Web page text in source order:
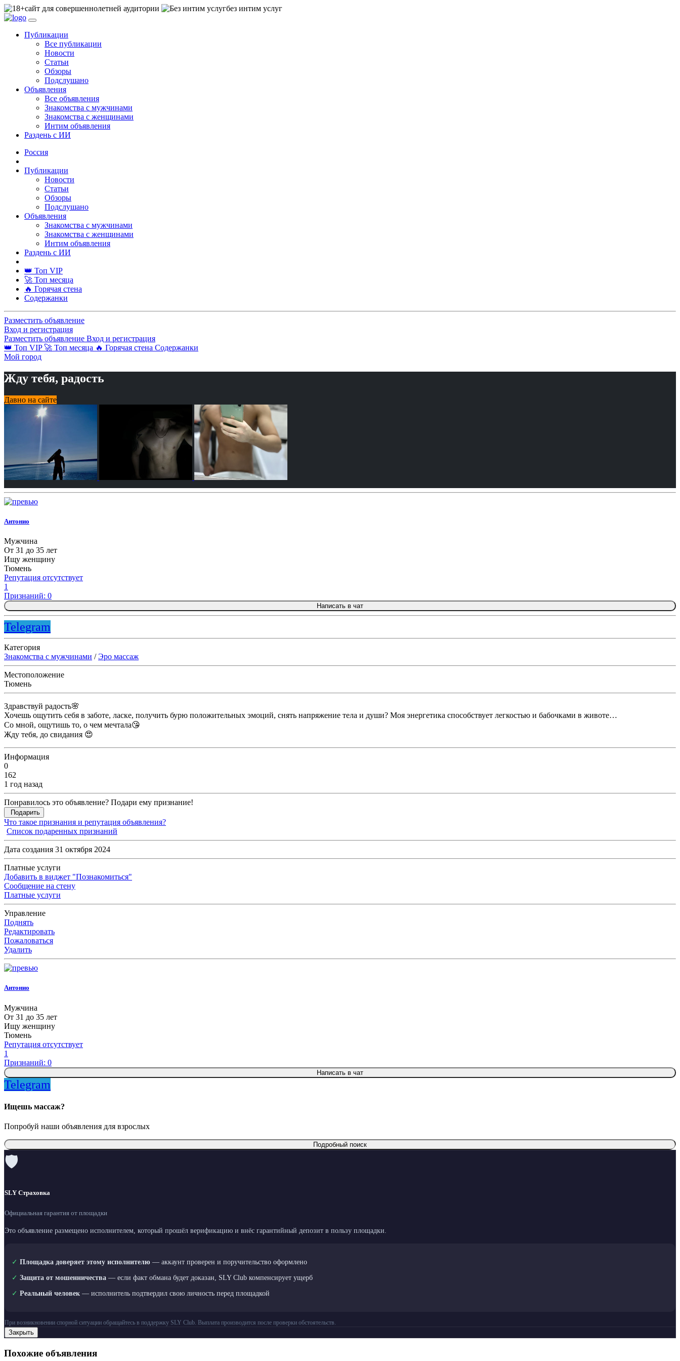
сайт для совершеннолетней аудитории без интим услуг
Публикации
Все публикации
Новости
Статьи
Обзоры
Подслушано
Объявления
Все объявления
Знакомства с мужчинами
Знакомства с женщинами
Интим объявления
Раздень с ИИ
Россия
Публикации
Новости
Статьи
Обзоры
Подслушано
Объявления
Знакомства с мужчинами
Знакомства с женщинами
Интим объявления
Раздень с ИИ
👑 Топ VIP
🚀 Топ месяца
🔥 Горячая стена
Содержанки
Разместить объявление
Вход и регистрация
Разместить объявление Вход и регистрация
👑 Топ VIP 🚀 Топ месяца 🔥 Горячая стена Содержанки
Мой город
Жду тебя, радость
Давно на сайте
Антонио
Мужчина
От 31 до 35 лет
Ищу женщину
Тюмень
Репутация отсутствует
1
Признаний: 0
Написать в чат
Telegram
Категория
Знакомства с мужчинами /Эро массаж
Местоположение
Тюмень
Здравствуй радость🌸
Хочешь ощутить себя в заботе, ласке, получить бурю положительных эмоций, снять напряжение тела и души? Моя энергетика способствует легкостью и бабочками в животе…
Со мной, ощутишь то, о чем мечтала😘
Жду тебя, до свидания 😍
Информация
0
162
1 год назад
Понравилось это объявление? Подари ему признание!
Подарить
Что такое признания и репутация объявления?
Список подаренных признаний
Дата создания 31 октября 2024
Платные услуги
Добавить в виджет "Познакомиться"
Сообщение на стену
Платные услуги
Управление
Поднять
Редактировать
Пожаловаться
Удалить
Антонио
Мужчина
От 31 до 35 лет
Ищу женщину
Тюмень
Репутация отсутствует
1
Признаний: 0
Написать в чат
Telegram
Ищешь массаж?
Попробуй наши объявления для взрослых
Подробный поиск
🛡
SLY Страховка
Официальная гарантия от площадки
Это объявление размещено исполнителем, который прошёл верификацию и внёс гарантийный депозит в пользу площадки.
✓ Площадка доверяет этому исполнителю — аккаунт проверен и поручительство оформлено
✓ Защита от мошенничества — если факт обмана будет доказан, SLY Club компенсирует ущерб
✓ Реальный человек — исполнитель подтвердил свою личность перед площадкой
При возникновении спорной ситуации обращайтесь в поддержку SLY Club. Выплата производится после проверки обстоятельств.
Закрыть
Похожие объявления